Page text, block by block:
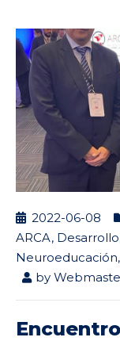
2022-06-08
ARCA, Desarrollo
Neuroeducación,
by